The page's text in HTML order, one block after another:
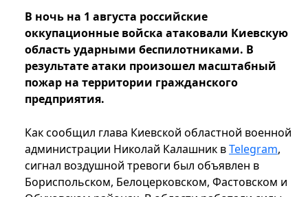
В ночь на 1 августа российские
оккупационные войска атаковали Киевскую
область ударными беспилотниками. В
результате атаки произошел масштабный
пожар на территории гражданского
предприятия.
Как сообщил глава Киевской областной военной
администрации Николай Калашник вTelegram,
сигнал воздушной тревоги был объявлен в
Бориспольском, Белоцерковском, Фастовском и